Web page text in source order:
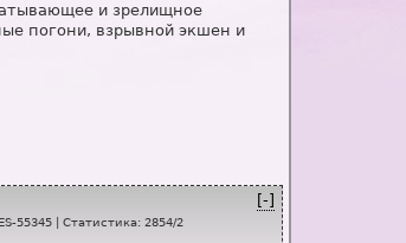
и зрелищное
погони, взрывной экшен и
[-]
ES-55345 Статистика: 2854/2